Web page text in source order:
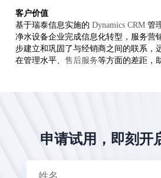
客户价值
基于瑞泰信息实施的 Dynamics CRM管
净水设备企业完成信息化转型，服务营
步建立和巩固了与经销商之间的联系，
在管理水平、售后服务等方面的差距，
申请试用，即刻开